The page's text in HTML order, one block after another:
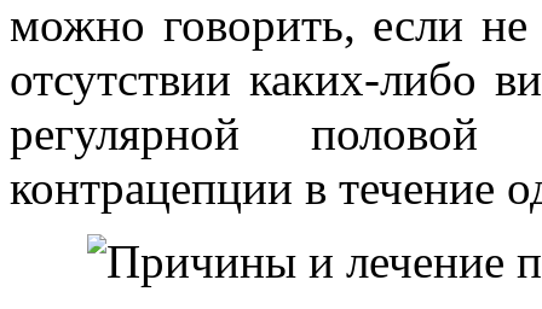
можно говорить, если не
отсутствии каких-либо
регулярной половой
контрацепции в течение